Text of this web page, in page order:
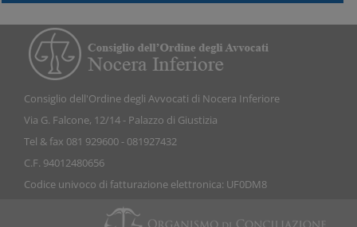
Consiglio dell'Ordine degli Avvocati di Nocera Inferiore
Via G. Falcone, 12/14 - Palazzo di Giustizia
Tel & fax 081 929600 - 081927432
C.F. 94012480656
Codice univoco di fatturazione elettronica: UF0DM8